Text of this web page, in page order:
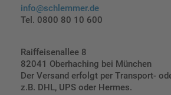
info@schlemmer.de
Tel. 0800 80 10 600
Raiffeisenallee 8
82041 Oberhaching bei München
Der Versand erfolgt per Transport-
z.B. DHL, UPS oder Hermes.